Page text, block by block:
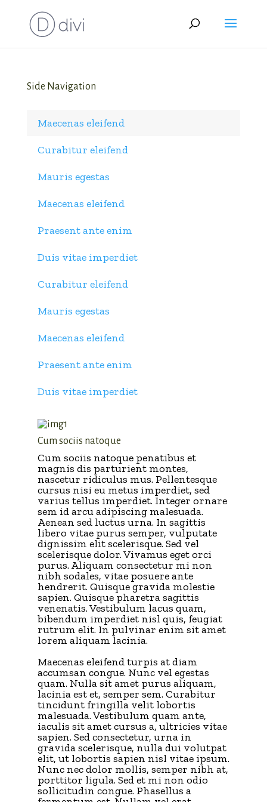
Side Navigation
Maecenas eleifend
Curabitur eleifend
Mauris egestas
Maecenas eleifend
Praesent ante enim
Duis vitae imperdiet
Curabitur eleifend
Mauris egestas
Maecenas eleifend
Praesent ante enim
Duis vitae imperdiet
Cum sociis natoque
Cum sociis natoque penatibus et
magnis dis parturient montes,
nascetur ridiculus mus. Pellentesque
cursus nisi eu metus imperdiet, sed
varius tellus imperdiet. Integer ornare
sem id arcu adipiscing malesuada.
Aenean sed luctus urna. In sagittis
libero vitae purus semper, vulputate
dignissim elit scelerisque. Sed vel
scelerisque dolor. Vivamus eget orci
purus. Aliquam consectetur mi non
nibh sodales, vitae posuere ante
hendrerit. Quisque gravida molestie
sapien. Quisque pharetra sagittis
venenatis. Vestibulum lacus quam,
bibendum imperdiet nisl quis, feugiat
rutrum elit. In pulvinar enim sit amet
lorem aliquam lacinia.
Maecenas eleifend turpis at diam
accumsan congue. Nunc vel egestas
quam. Nulla sit amet purus aliquam,
lacinia est et, semper sem. Curabitur
tincidunt fringilla velit lobortis
malesuada. Vestibulum quam ante,
iaculis sit amet cursus a, ultricies vitae
sapien. Sed consectetur, urna in
gravida scelerisque, nulla dui volutpat
elit, ut lobortis sapien nisl vitae ipsum.
Nunc nec dolor mollis, semper nibh at,
porttitor ligula. Sed et mi non odio
sollicitudin congue. Phasellus a